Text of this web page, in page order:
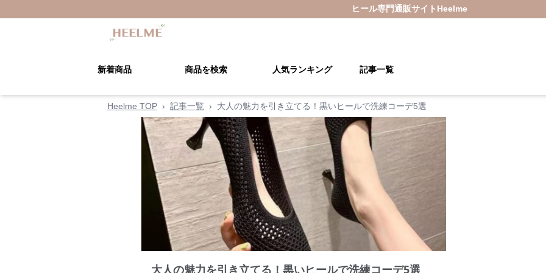
ヒール専門通販サイト Heelme
新着商品 商品を検索 人気ランキング 記事一覧
Heelme TOP › 記事一覧 › 大人の魅力を引き立てる！黒いヒールで洗練コーデ5選
大人の魅力を引き立てる！黒いヒールで洗練コーデ5選